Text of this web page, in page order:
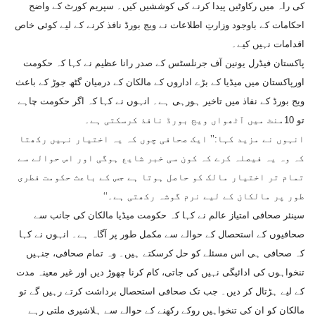
کی راہ میں رکاوٹیں پیدا کرنے کی کوششیں کیں۔ سپریم کورٹ کے واضح
احکامات کے باوجود وزارتِ اطلاعات نے ویج بورڈ نافذ کرنے کے لیے کوئی خاص
اقدامات نہیں کیے۔
پاکستان فیڈرل یونین آف جرنلسٹس کے صدر رانا عظیم نے کہا کہ حکومت
اورپاکستان میں میڈیا کے بڑے اداروں کے مالکان کے درمیان گٹھ جوڑ کے باعث
ویج بورڈ کے نفاذ میں تاخیر ہورہی ہے۔ انہوں نے کہا کہ اگر حکومت چاہے
تو 10منٹ میں آٹھواں ویج بورڈ نافذ کرسکتی ہے۔
انہوں نے مزید کہا:’’ ایک صحافی چوں کہ یہ اختیار نہیں رکھتا
کہ وہ یہ فیصلہ کرے کہ کون سی خبر شایع ہوگی اور اس حوالے سے
تمام تر اختیار مالک کو حاصل ہوتا ہے جس کے باعث حکومت فطری
طور پر مالکان کے لیے نرم گوشہ رکھتی ہے۔‘‘
سینئر صحافی امتیاز عالم نے کہا کہ حکومت میڈیا مالکان کی جانب سے
صحافیوں کے استحصال کے حوالے سے مکمل طور پر آگاہ ہے۔ انہوں نے کہا
کہ صحافی ہی اس مسئلے کو حل کرسکتے ہیں۔ وہ تمام صحافی، جنہیں
تنخواہوں کی ادائیگی نہیں کی جاتی، کام کرنا چھوڑ دیں اور غیر معینہ مدت
کے لیے ہڑتال کر دیں۔ جب تک صحافی استحصال برداشت کرتے رہیں گے تو
مالکان کو ان کی تنخواہیں روکے رکھنے کے حوالے سے ہلاشیری ملتی رہے